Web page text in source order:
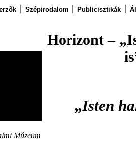
Szépirodalom Publicisztikák
Múzeum
Horizont –
„Isten